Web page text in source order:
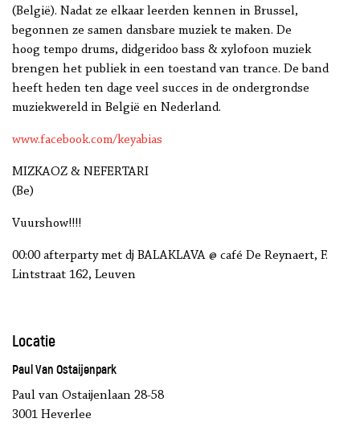
(België). Nadat ze elkaar leerden kennen in Brussel,
begonnen ze samen dansbare muziek te maken. De
hoog tempo drums, didgeridoo bass & xylofoon muziek
brengen het publiek in een toestand van trance. De band
heeft heden ten dage veel succes in de ondergrondse
muziekwereld in België en Nederland.
www.facebook.com/keyabias
MIZKAOZ & NEFERTARI
(Be)
Vuurshow!!!!
00:00 afterparty met dj BALAKLAVA @ café De Reynaert, F.
Lintstraat 162, Leuven
Locatie
Paul Van Ostaijenpark
Paul van Ostaijenlaan 28-58
3001 Heverlee